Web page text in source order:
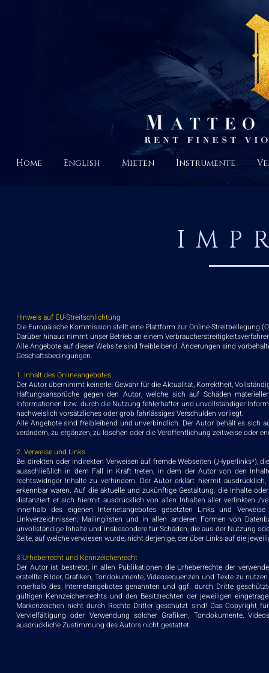
Home English Mieten Instrumente
Hinweis auf EU-Streitschlichtung
Die Europäische Kommission stellt eine Plattform zur Online-Streitbeilegung
Darüber hinaus nimmt unser Betrieb an einem
Alle Angebote auf dieser Website sind freibleibend. Änderungen sind
Geschaftsbedingungen.
1. Inhalt des Onlineangebotes
Der Autor übernimmt keinerlei Gewähr für die Aktualität, Korrektheit,
Haftungsansprüche gegen den Autor, welche sich auf Schäden
Informationen bzw. durch die Nutzung fehlerhafter und unvollständiger
nachweislich vorsätzliches oder grob fahrlässiges Verschulden vorliegt.
Alle Angebote sind freibleibend und unverbindlich. Der Autor behält es sich
verändern, zu ergänzen, zu löschen oder die Veröffentlichung zeitweise oder
2. Verweise und Links
Bei direkten oder indirekten Verweisen auf fremde Webseiten („Hyperlinks*),
ausschließlich in dem Fall in Kraft treten, in dem der Autor von den
rechtswidriger Inhalte zu verhindern. Der Autor erklärt hiermit
erkennbar waren. Auf die aktuelle und zukünftige Gestaltung, die Inhalte
distanziert er sich hiermit ausdrücklich von allen Inhalten aller verlinkten /
innerhalb des eigenen Internetangebotes gesetzten Links und
Linkverzeichnissen, Mailinglisten und in allen anderen Formen von
unvollständige Inhalte und insbesondere für Schäden, die aus der Nutzung
Seite, auf welche verwiesen wurde, nicht derjenige, der über Links auf die
3 Urheberrecht und Kennzeichenrecht
Der Autor ist bestrebt, in allen Publikationen die Urheberrechte der
erstellte Bilder, Grafiken, Tondokumente, Videosequenzen und Texte zu
innerhalb des Internetangebotes genannten und ggf. durch Dritte
gültigen Kennzeichenrechts und den Besitzrechten der jeweiligen
Markenzeichen nicht durch Rechte Dritter geschützt sind! Das Copyright
Vervielfältigung oder Verwendung solcher Grafiken, Tondokumente,
ausdrückliche Zustimmung des Autors nicht gestattet.